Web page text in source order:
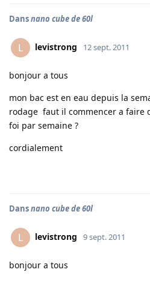
Dansnano cube de 60l
L levistrong 12 sept. 2011
bonjour a tous
mon bac est en eau depuis la
rodage faut il commencer a faire
foi par semaine ?
cordialement
Dansnano cube de 60l
L levistrong 9 sept. 2011
bonjour a tous